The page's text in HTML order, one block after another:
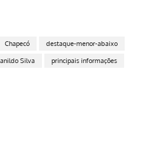
Chapecó destaque-menor-abaixo
Silva principais informações